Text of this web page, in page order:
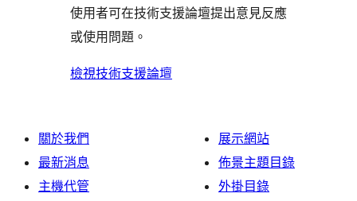
論
評
論
者
評
論
用
者
評
評
使用者可在技術支援論壇提出意見反應
或使用問題。
檢視技術支援論壇
關於我們
最新消息
主機代管
展示網站
佈景主題目錄
外掛目錄